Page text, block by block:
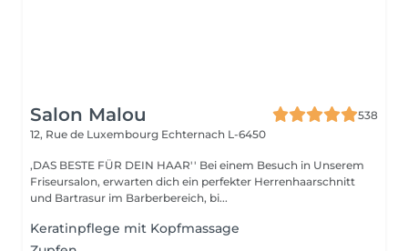
Salon Malou
538
12, Rue de Luxembourg Echternach L-6450
,DAS BESTE FÜR DEIN HAAR'' Bei einem Besuch in Unserem
Friseursalon, erwarten dich ein perfekter Herrenhaarschnitt
und Bartrasur im Barberbereich, bi...
Keratinpflege mit Kopfmassage